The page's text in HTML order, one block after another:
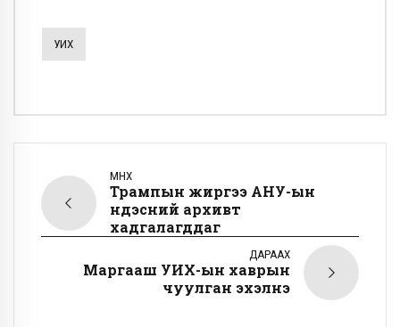
УИХ
ӨМНӨХ
Трампын жиргээ АНУ-ын
Үндэсний архивт
хадгалагддаг
ДАРААХ
Маргааш УИХ-ын хаврын
чуулган эхэлнэ